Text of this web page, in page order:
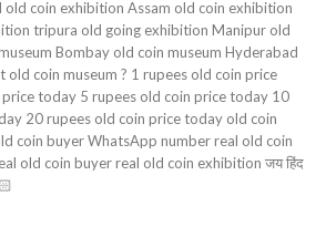
old coin exhibition Assam old coin exhibition
tripura old going exhibition Manipur old
Bombay old coin museum Hyderabad
old coin museum ? 1 rupees old coin price
today 5 rupees old coin price today 10
20 rupees old coin price today old coin
coin buyer WhatsApp number real old coin
old coin buyer real old coin exhibition जय हिंद